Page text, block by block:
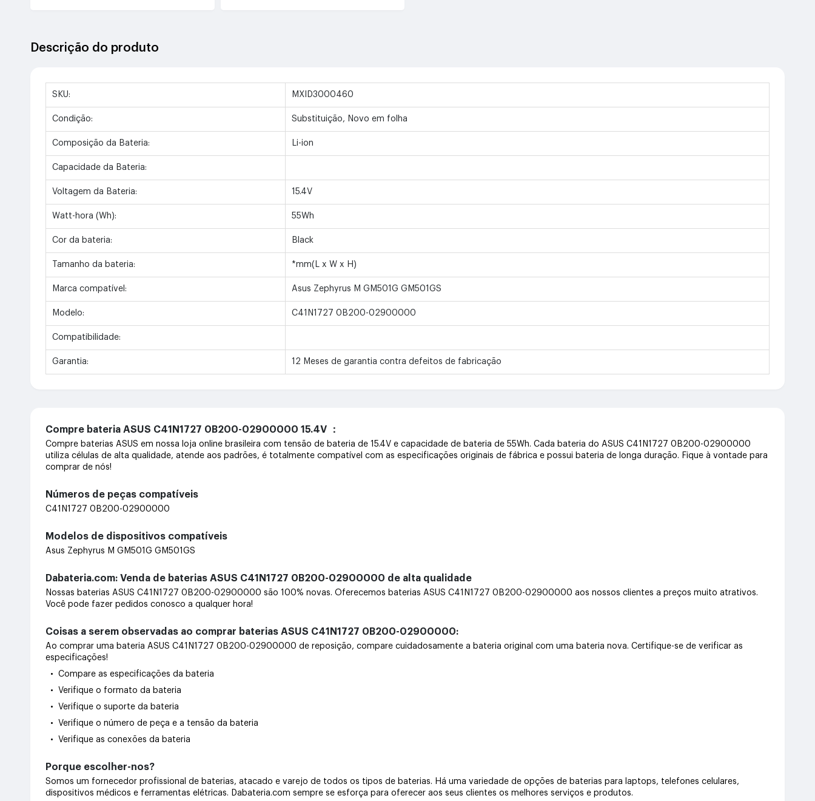
Descrição do produto
SKU: MXID3000460
Condição: Substituição, Novo em folha
Composição da Bateria: Li-ion
Capacidade da Bateria:
Voltagem da Bateria: 15.4V
Watt-hora (Wh): 55Wh
Cor da bateria: Black
Tamanho da bateria: *mm(L x W x H)
Marca compatível: Asus Zephyrus M GM501G GM501GS
Modelo: C41N1727 0B200-02900000
Compatibilidade:
Garantia: 12 Meses de garantia contra defeitos de fabricação
Compre bateria ASUS C41N1727 0B200-02900000 15.4V ：
Compre baterias ASUS em nossa loja online brasileira com tensão de bateria de 15.4V e capacidade de bateria de 55Wh. Cada bateria do ASUS C41N1727 0B200-02900000
utiliza células de alta qualidade, atende aos padrões, é totalmente compatível com as especificações originais de fábrica e possui bateria de longa duração. Fique à vontade para
comprar de nós!
Números de peças compatíveis
C41N1727 0B200-02900000
Modelos de dispositivos compatíveis
Asus Zephyrus M GM501G GM501GS
Dabateria.com: Venda de baterias ASUS C41N1727 0B200-02900000 de alta qualidade
Nossas baterias ASUS C41N1727 0B200-02900000 são 100% novas. Oferecemos baterias ASUS C41N1727 0B200-02900000 aos nossos clientes a preços muito atrativos.
Você pode fazer pedidos conosco a qualquer hora!
Coisas a serem observadas ao comprar baterias ASUS C41N1727 0B200-02900000:
Ao comprar uma bateria ASUS C41N1727 0B200-02900000 de reposição, compare cuidadosamente a bateria original com uma bateria nova. Certifique-se de verificar as
especificações!
• Compare as especificações da bateria
• Verifique o formato da bateria
• Verifique o suporte da bateria
• Verifique o número de peça e a tensão da bateria
• Verifique as conexões da bateria
Porque escolher-nos?
Somos um fornecedor profissional de baterias, atacado e varejo de todos os tipos de baterias. Há uma variedade de opções de baterias para laptops, telefones celulares,
dispositivos médicos e ferramentas elétricas. Dabateria.com sempre se esforça para oferecer aos seus clientes os melhores serviços e produtos.